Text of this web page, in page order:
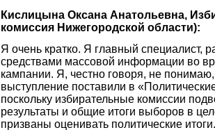
Кислицына Оксана Анатольевна,
комиссия Нижегородской области):
Я очень кратко. Я главный специалист,
средствами массовой информации во
кампании. Я, честно говоря, не
выступление поставили в
поскольку избирательные комиссии
результаты и общие итоги выборов в
призваны оценивать политические итоги.